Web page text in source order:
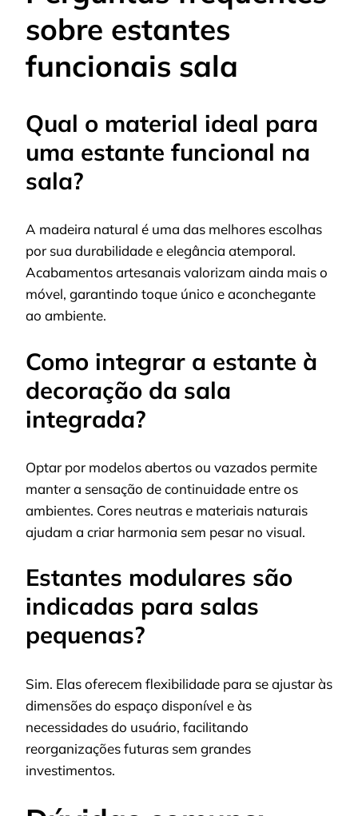
sobre estantes
funcionais sala
Qual o material ideal para
uma estante funcional na
sala?
A madeira natural é uma das melhores escolhas
por sua durabilidade e elegância atemporal.
Acabamentos artesanais valorizam ainda mais o
móvel, garantindo toque único e aconchegante
ao ambiente.
Como integrar a estante à
decoração da sala
integrada?
Optar por modelos abertos ou vazados permite
manter a sensação de continuidade entre os
ambientes. Cores neutras e materiais naturais
ajudam a criar harmonia sem pesar no visual.
Estantes modulares são
indicadas para salas
pequenas?
Sim. Elas oferecem flexibilidade para se ajustar às
dimensões do espaço disponível e às
necessidades do usuário, facilitando
reorganizações futuras sem grandes
investimentos.